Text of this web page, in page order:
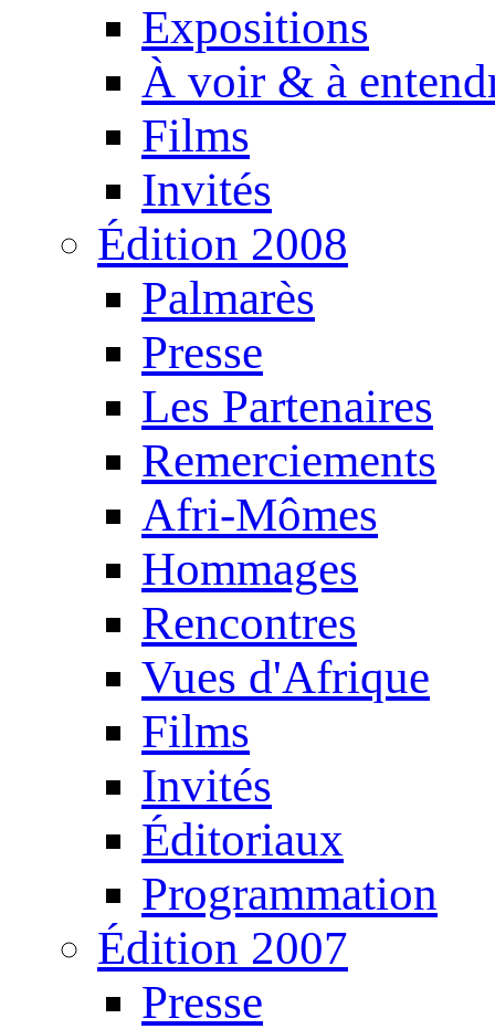
Expositions
À voir & à
Films
Invités
Édition 2008
Palmarès
Presse
Les Partenaires
Remerciements
Afri-Mômes
Hommages
Rencontres
Vues d'Afrique
Films
Invités
Éditoriaux
Programmation
Édition 2007
Presse